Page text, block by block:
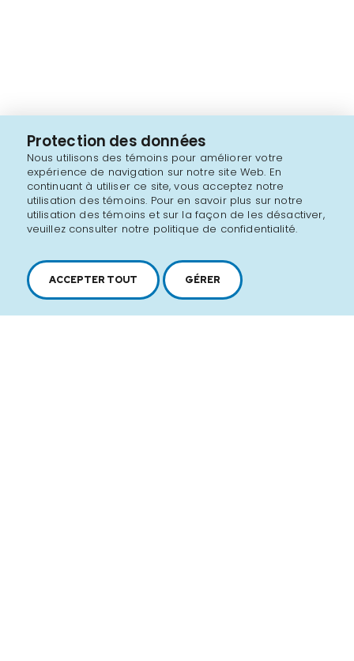
Protection des données
Nous utilisons des témoins pour améliorer votre
expérience de navigation sur notre site Web. En
continuant à utiliser ce site, vous acceptez notre
utilisation des témoins. Pour en savoir plus sur notre
utilisation des témoins et sur la façon de les désactiver,
veuillez consulter notre politique de confidentialité.
ACCEPTER TOUT GÉRER